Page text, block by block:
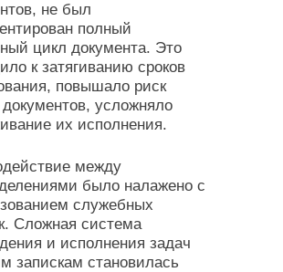
не был
полный
цикл документа. Это
к затягиванию сроков
повышало риск
документов, усложняло
их исполнения.
между
было налажено с
служебных
Сложная система
и исполнения задач
запискам становилась